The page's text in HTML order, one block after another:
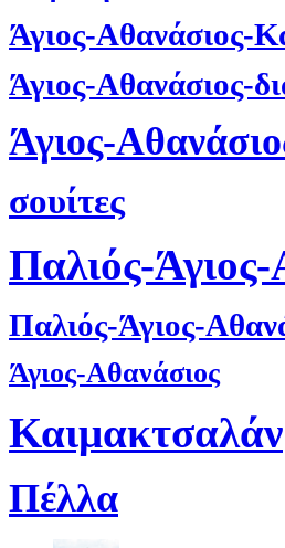
Άγιος-Αθανάσιος-
Άγιος-Αθανάσιος-
Άγιος-
σουίτες
Παλιός-Άγιος-
Παλιός-Άγιος-
Άγιος-Αθανάσιος
Καιμακτσαλάν
Πέλλα